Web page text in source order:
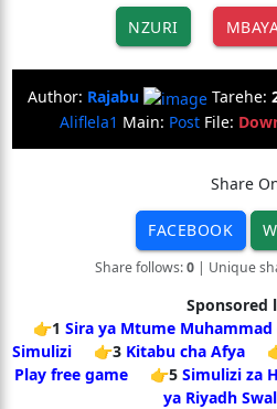
NZURI
Author: Rajabu Tarehe:
Aliflela1 Main: PostFile:
Share
FACEBOOK
Share follows:0| Unique
Sponsored
👉1 Sira ya Mtume Muhammad
Simulizi
👉3 Kitabu cha Afya
Play free game
👉5 Simulizi za
ya Riyadh